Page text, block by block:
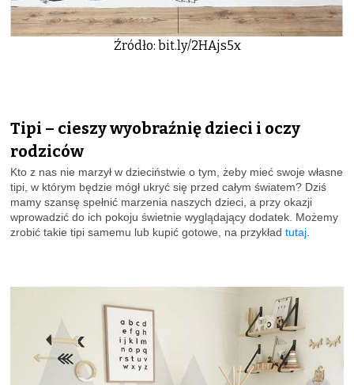
Źródło: bit.ly/2HAjs5x
Tipi – cieszy wyobraźnię dzieci i oczy
rodziców
Kto z nas nie marzył w dzieciństwie o tym, żeby mieć swoje własne
tipi, w którym będzie mógł ukryć się przed całym światem? Dziś
mamy szansę spełnić marzenia naszych dzieci, a przy okazji
wprowadzić do ich pokoju świetnie wyglądający dodatek. Możemy
zrobić takie tipi samemu lub kupić gotowe, na przykład tutaj.